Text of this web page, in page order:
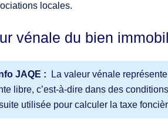
locales.
vénale du bien
JAQE : La valeur vénale
libre, c’est-à-dire dans des
utilisée pour calculer la taxe